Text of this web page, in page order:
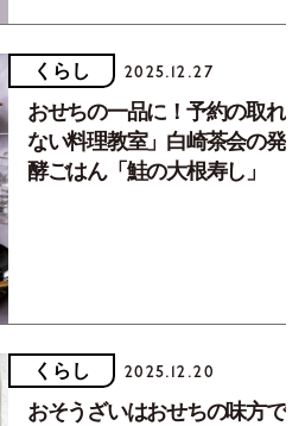
くらし 2025.12.27
おせちの一品に！予約の取れ
ない料理教室」白崎茶会の発
酵ごはん「鮭の大根寿し」
くらし 2025.12.20
おそうざいはおせちの味方で